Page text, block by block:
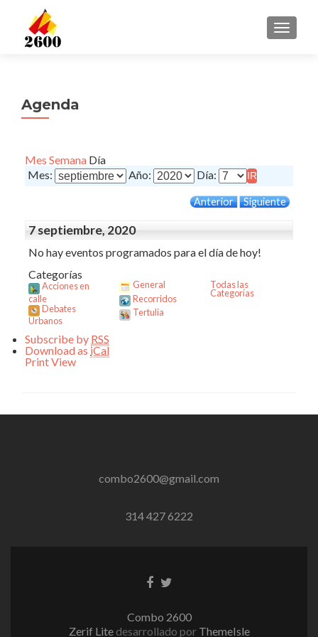
Agenda
Mes Semana Día
Mes:
Año: Día:
Anterior Siguiente
7 septiembre, 2020
No hay eventos programados para el día de hoy!
Categorías
Acciones en
calle
Debates
Urbanos
General
Recorridos
Tertulia
Todas las
Categorías
Subscribe by RSS
Download as iCal
PrintView
combo2600@gmail.com
314 427 6222
EnlaceEnlace
Combo 2600
Zerif Lite desarrollado por ThemeIsle